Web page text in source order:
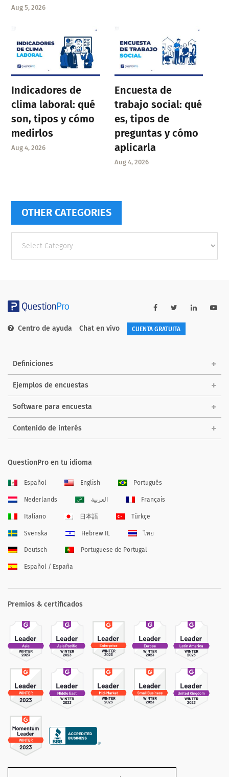
Aug 5, 2026
Indicadores de
clima laboral: qué
son, tipos y cómo
medirlos
Aug 4, 2026
Encuesta de
trabajo social: qué
es, tipos de
preguntas y cómo
aplicarla
Aug 4, 2026
OTHER CATEGORIES
categories
Centro de ayuda Chat en vivo CUENTA GRATUITA
Definiciones
Ejemplos de encuestas
Software para encuesta
Contenido de interés
QuestionPro en tu idioma
Español English Português
Nederlands العربية Français
Italiano 日本語 Türkçe
Svenska Hebrew IL ไทย
Deutsch Portuguese de Portugal
Español / España
Premios & certificados